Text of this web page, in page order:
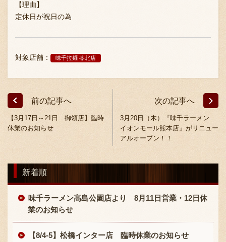
【理由】
定休日が祝日の為
対象店舗： 味千拉麺 苓北店
前の記事へ
【3月17日～21日 御領店】臨時
休業のお知らせ
次の記事へ
3月20日（木）『味千ラーメン
イオンモール熊本店』がリニュー
アルオープン！！
新着順
味千ラーメン高島公園店より 8月11日営業・12日休
業のお知らせ
【8/4-5】松橋インター店 臨時休業のお知らせ